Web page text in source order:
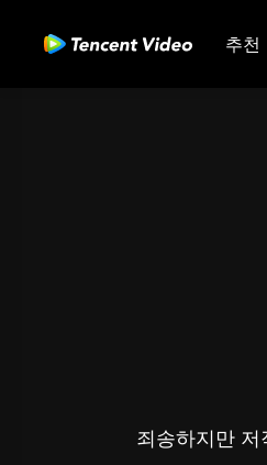
추천
죄송하지만